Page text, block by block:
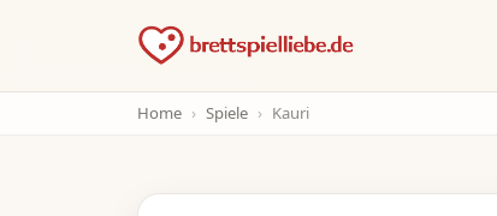
Home Spiele Kauri